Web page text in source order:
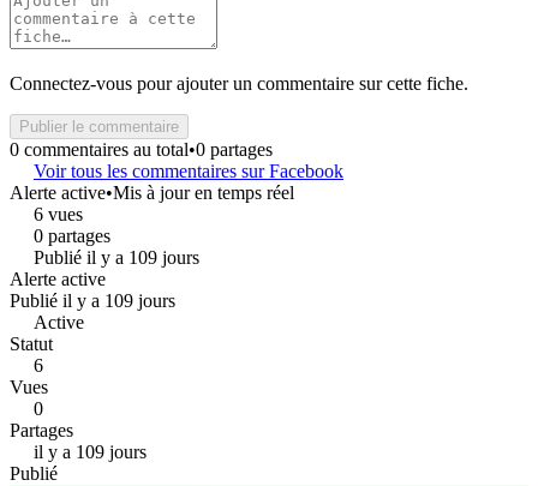
Connectez-vous pour ajouter un commentaire sur cette fiche.
Publier le commentaire
0 commentaires au total•0 partages
Voir tous les commentaires sur Facebook
Alerte active•Mis à jour en temps réel
6 vues
0 partages
Publié il y a 109 jours
Alerte active
Publié il y a 109 jours
Active
Statut
6
Vues
0
Partages
il y a 109 jours
Publié